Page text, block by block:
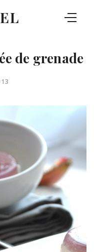
de grenade